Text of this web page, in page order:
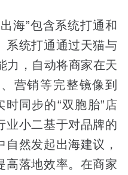
海”包含系统打通和
系统打通通过天猫与
力，自动将商家在天
营销等完整镜像到
时同步的“双胞胎”店
业小二基于对品牌的
自然发起出海建议，
高落地效率。在商家